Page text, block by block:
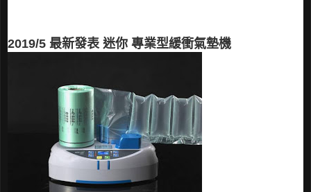
2019/5 最新發表 迷你 專業型緩衝氣墊機